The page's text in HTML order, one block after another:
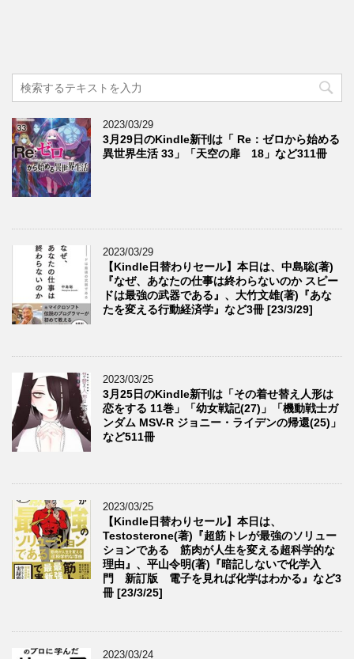
2023/03/29
3月29日のKindle新刊は「 Re：ゼロから始める
異世界生活 33」「天空の扉 18」など311冊
2023/03/29
【Kindle日替わりセール】本日は、中島聡(著)
『なぜ、あなたの仕事は終わらないのか スピー
ドは最強の武器である』、大竹文雄(著)『あな
たを変える行動経済学』など3冊 [23/3/29]
2023/03/25
3月25日のKindle新刊は「その着せ替え人形は
恋をする 11巻」「幼女戦記(27)」「機動戦士ガ
ンダム MSV-R ジョニー・ライデンの帰還(25)」
など511冊
2023/03/25
【Kindle日替わりセール】本日は、
Testosterone(著)『超筋トレが最強のソリュー
ションである 筋肉が人生を変える超科学的な
理由』、平山令明(著)『暗記しないで化学入
門 新訂版 電子を見れば化学はわかる』など3
冊 [23/3/25]
2023/03/24